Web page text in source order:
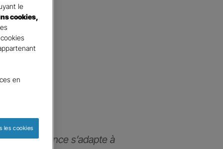
prévoyance s’adapte à
le
cookies,
en
les cookies